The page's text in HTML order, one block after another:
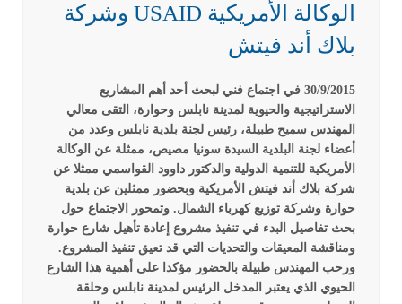
الوكالة الأمريكية USAID وشركة
بلاك أند فيتش
30/9/2015 في اجتماع فني لبحث أحد أهم المشاريع
الاستراتيجية والحيوية لمدينة نابلس وحوارة، التقى معالي
المهندس سميح طبيلة، رئيس لجنة بلدية نابلس وعدد من
أعضاء لجنة البلدية السيدة سونيا مصيص، ممثلة عن الوكالة
الأمريكية للتنمية الدولية والدكتور داوود القواسمي ممثلا عن
شركة بلاك أند فيتش الأمريكية وبحضور ممثلين عن بلدية
حوارة وشركة توزيع كهرباء الشمال. وتمحور الاجتماع حول
بحث تفاصيل البدء في تنفيذ مشروع إعادة تأهيل شارع حوارة
ومناقشة المعيقات والتحديات التي قد تعيق تنفيذ المشروع.
ورحب المهندس طبيلة بالحضور مؤكدا على أهمية هذا الشارع
الحيوي الذي يعتبر المدخل الرئيس لمدينة نابلس وحلقة